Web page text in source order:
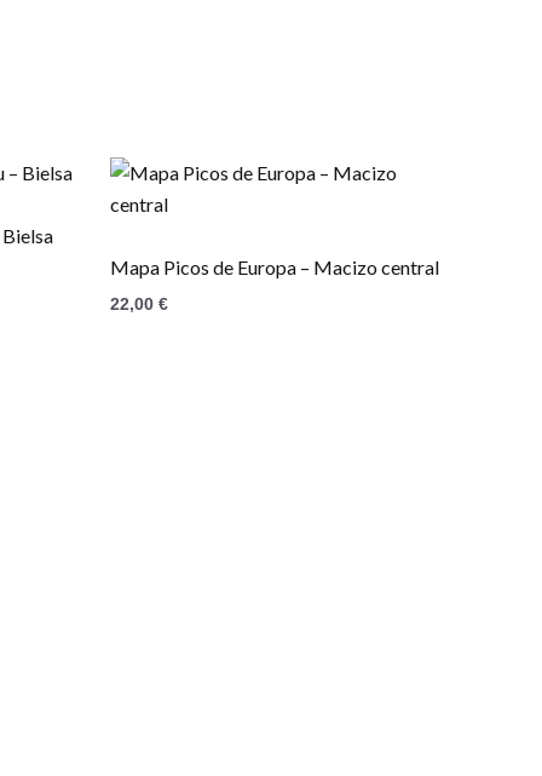
Mapa Picos de Europa – Macizo central
22,00 €